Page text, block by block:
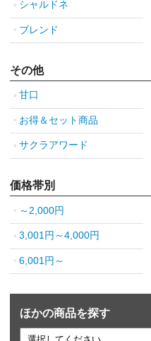
シャルドネ
ブレンド
その他
甘口
お得＆セット商品
サクラアワード
価格帯別
～2,000円
3,001円～4,000円
6,001円～
ほかの商品を探す